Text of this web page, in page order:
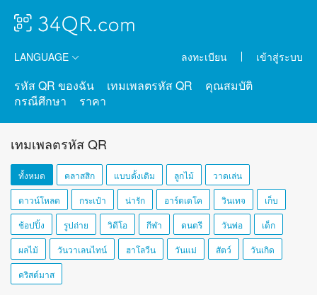
LANGUAGE ลงทะเบียน เข้าสู่ระบบ
รหัส QR ของฉัน เทมเพลตรหัส QR
คุณสมบัติ
กรณีศึกษา
ราคา
เทมเพลตรหัส QR
ทั้งหมด คลาสสิก แบบดั้งเดิม ลูกไม้ วาดเล่น
ดาวน์โหลด กระเป๋า น่ารัก อาร์ตเดโค วินเทจ เก็บ
ช้อปปิ้ง รูปถ่าย วิดีโอ กีฬา ดนตรี วันพ่อ เด็ก
ผลไม้ วันวาเลนไทน์ ฮาโลวีน วันแม่ สัตว์ วันเกิด
คริสต์มาส